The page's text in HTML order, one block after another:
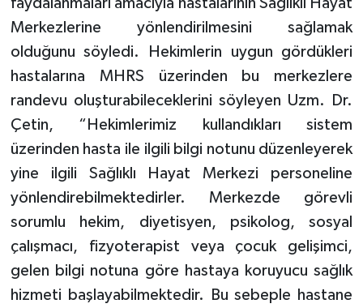
Merkezlerine yönlendirilmesini sağlamak
olduğunu söyledi. Hekimlerin uygun gördükleri
hastalarına MHRS üzerinden bu merkezlere
randevu oluşturabileceklerini söyleyen Uzm. Dr.
Çetin, “Hekimlerimiz kullandıkları sistem
üzerinden hasta ile ilgili bilgi notunu düzenleyerek
yine ilgili Sağlıklı Hayat Merkezi personeline
yönlendirebilmektedirler. Merkezde görevli
sorumlu hekim, diyetisyen, psikolog, sosyal
çalışmacı, fizyoterapist veya çocuk gelişimci,
gelen bilgi notuna göre hastaya koruyucu sağlık
hizmeti başlayabilmektedir. Bu sebeple hastane